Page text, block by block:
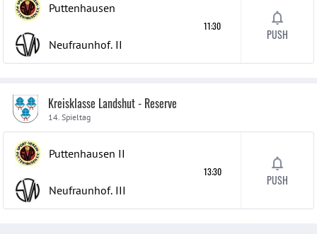
Puttenhausen
Neufraunhof. II
11:30
PUSH
Kreisklasse Landshut - Reserve
14. Spieltag
Puttenhausen II
Neufraunhof. III
13:30
PUSH